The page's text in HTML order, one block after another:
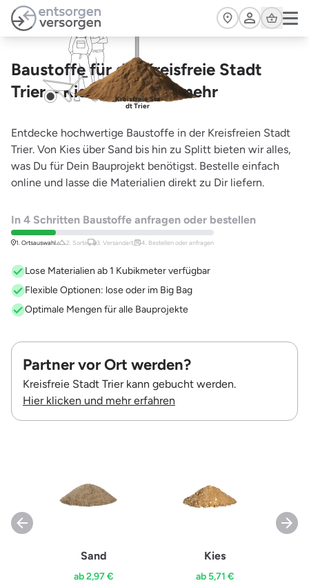
Zum Hauptinhalt springen
Cart
Baustoffe für die Kreisfreie Stadt
Trier – Kies, Sand und mehr
Kreisfreie Sta
dt Trier
Entdecke hochwertige Baustoffe in der Kreisfreien Stadt
Trier. Von Kies über Sand bis hin zu Splitt bieten wir alles,
was Du für Dein Bauprojekt benötigst. Bestelle einfach
online und lasse die Materialien direkt zu Dir liefern.
In 4 Schritten Baustoffe anfragen oder bestellen
1. Ortsauswahl 2. Sorte 3. Versandart, 4. Bestellen oder anfragen
Lose Materialien ab 1 Kubikmeter verfügbar
Flexible Optionen: lose oder im Big Bag
Optimale Mengen für alle Bauprojekte
Partner vor Ort werden?
Kreisfreie Stadt Trier kann gebucht werden.
Hier klicken und mehr erfahren
Sand
ab 2,97 €
Kies
ab 5,71 €